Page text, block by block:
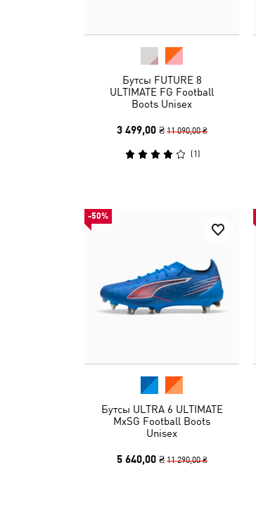
Бутсы FUTURE 8
ULTIMATE FG Football
Boots Unisex
3 499,00 ₴ 11 090,00 ₴
(1 )
-50%
Бутсы ULTRA 6 ULTIMATE
MxSG Football Boots
Unisex
5 640,00 ₴ 11 290,00 ₴